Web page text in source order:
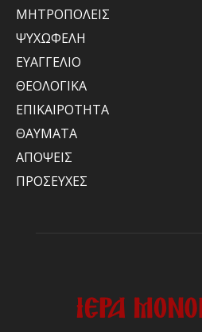
ΜΗΤΡΟΠΟΛΕΙΣ
ΨΥΧΩΦΕΛΗ
ΕΥΑΓΓΕΛΙΟ
ΘΕΟΛΟΓΙΚΑ
ΕΠΙΚΑΙΡΟΤΗΤΑ
ΘΑΥΜΑΤΑ
ΑΠΟΨΕΙΣ
ΠΡΟΣΕΥΧΕΣ